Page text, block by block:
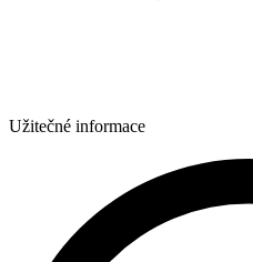
Užitečné informace